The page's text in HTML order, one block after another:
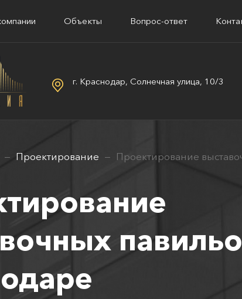
Объекты Вопрос-ответ
г. Краснодар, Солнечная улица, 10/3
Проектирование Проектирование